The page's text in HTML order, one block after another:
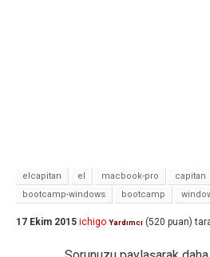
elcapitan el macbook-pro capitan
bootcamp-windows
bootcamp
17 Ekim 2015 ichigo Yardımcı (520 puan)